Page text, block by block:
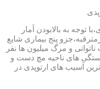
توجه به بالابودن آمار
پنج بیماری شایع
و مرگ میلیون ها نفر
های ناحیه مچ دست و
آسیب های ارتوپدی در